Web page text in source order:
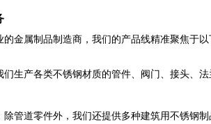
的金属制品制造商，我们的产品线精准聚焦于以
们生产各类不锈钢材质的管件、阀门、接头、
除管道零件外，我们还提供多种建筑用不锈钢